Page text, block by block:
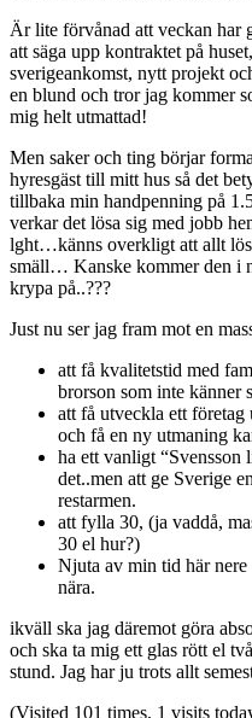
Är lite förvånad att veckan har
att säga upp kontraktet på
sverigeankomst, nytt projekt
en blund och tror jag kommer
mig helt utmattad!
Men saker och ting börjar
hyresgäst till mitt hus så det
tillbaka min handpenning på
verkar det lösa sig med jobb
lght…känns overkligt att allt
smäll… Kanske kommer den i
krypa på..???
Just nu ser jag fram mot en
att få kvalitetstid med
brorson som inte känner
att få utveckla ett
och få en ny utmaning
ha ett vanligt
det..men att ge Sverige
restarmen.
att fylla 30, (ja vaddå,
30 el hur?)
Njuta av min tid här
nära.
ikväll ska jag däremot göra
och ska ta mig ett glas rött el
stund. Jag har ju trots allt
(Visited 101 times, 1 visits